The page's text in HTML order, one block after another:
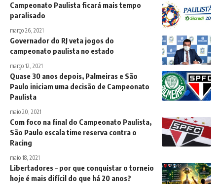
Campeonato Paulista ficará mais tempo
paralisado
março 26, 2021
Governador do RJ veta jogos do
campeonato paulista no estado
março 12, 2021
Quase 30 anos depois, Palmeiras e São
Paulo iniciam uma decisão de Campeonato
Paulista
maio 20, 2021
Com foco na final do Campeonato Paulista,
São Paulo escala time reserva contra o
Racing
maio 18, 2021
Libertadores – por que conquistar o torneio
hoje é mais difícil do que há 20 anos?